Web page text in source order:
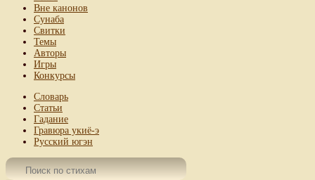
Вне канонов
Сунаба
Свитки
Темы
Авторы
Игры
Конкурсы
Словарь
Статьи
Гадание
Гравюра укиё-э
Русский югэн